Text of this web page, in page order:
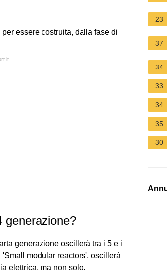
essere costruita, dalla fase di
generazione?
generazione oscillerà tra i 5 e i
modular reactors', oscillerà
elettrica, ma non solo.
23
37
34
33
34
35
30